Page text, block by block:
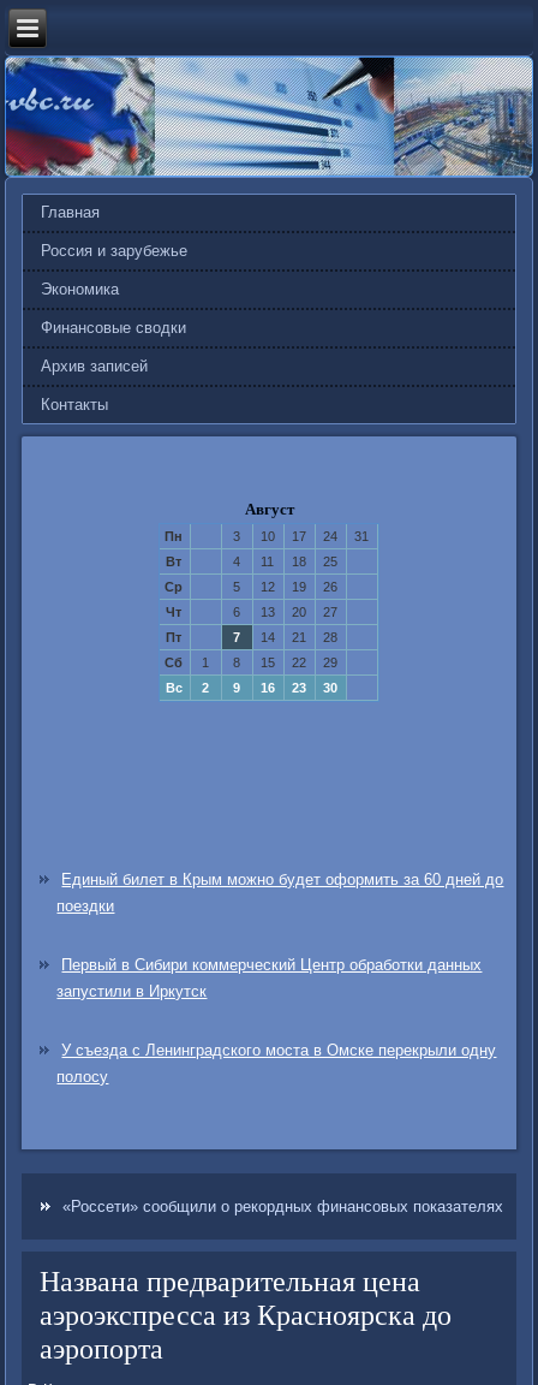
Главная
Россия и зарубежье
Экономика
Финансовые сводки
Архив записей
Контакты
Август
Пн 3 10 17 24
31
Вт
4 11 18
25
Ср
5 12 19
26
Чт
6 13 20
27
Пт
7 14 21
28
Сб
1 8 15 22
29
Вс
2 9 16 23 30
Единый билет в Крым можно будет оформить за 60 дней до
поездки
Первый в Сибири коммерческий Центр обработки данных
запустили в Иркутск
У съезда с Ленинградского моста в Омске перекрыли одну
полосу
«Россети» сообщили о рекордных финансовых показателях
Названа предварительная цена
аэроэкспресса из Красноярска до
аэропорта